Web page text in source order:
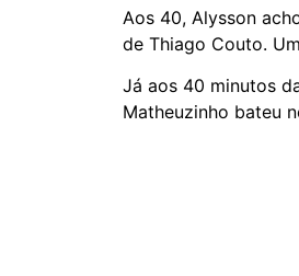
Aos 40, Alysson
de Thiago Couto.
Já aos 40 minutos
Matheuzinho bateu